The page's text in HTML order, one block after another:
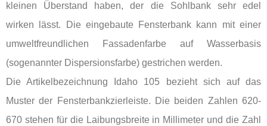
kleinen Überstand haben, der die Sohlbank sehr edel
wirken lässt. Die eingebaute Fensterbank kann mit einer
umweltfreundlichen Fassadenfarbe auf Wasserbasis
(sogenannter Dispersionsfarbe) gestrichen werden.
Die Artikelbezeichnung Idaho 105 bezieht sich auf das
Muster der Fensterbankzierleiste. Die beiden Zahlen 620-
670 stehen für die Laibungsbreite in Millimeter und die Zahl